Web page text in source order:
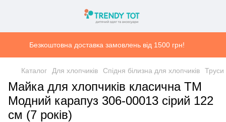
Безкоштовна доставка замовлень від 1500 грн!
Каталог Для хлопчиків Спідня білизна для хлопчиків Труси
Майка для хлопчиків класична ТМ
Модний карапуз 306-00013 сірий 122
см (7 років)